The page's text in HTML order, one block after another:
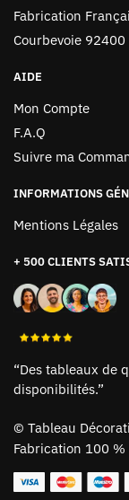
Fabrication
Courbevoie 92400
AIDE
Mon Compte
F.A.Q
Suivre ma
INFORMATIONS
Mentions Légales
+ 500 CLIENTS
“Des tableaux de
disponibilités.”
© Tableau
Fabrication 100 %